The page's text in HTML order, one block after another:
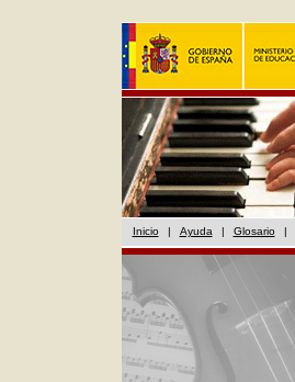
Inicio | Ayuda | Glosario |